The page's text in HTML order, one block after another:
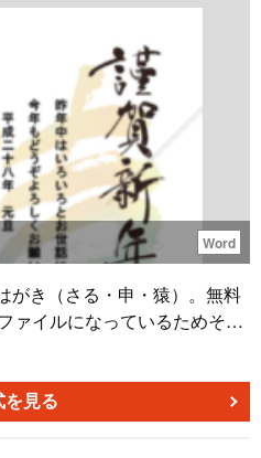
Word
がき（さる・申・猿）。無料
ァイルになっているためその
を見る